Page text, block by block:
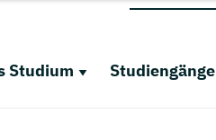
Studium Studiengänge